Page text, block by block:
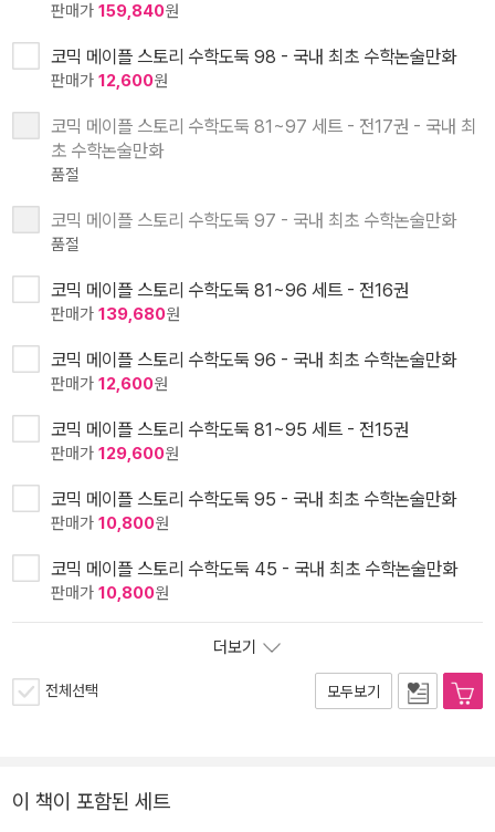
판매가 159,840원
코믹 메이플 스토리 수학도둑 98 - 국내 최초 수학논술만화
판매가 12,600원
코믹 메이플 스토리 수학도둑 81~97 세트 - 전17권 - 국내 최
초 수학논술만화
품절
코믹 메이플 스토리 수학도둑 97 - 국내 최초 수학논술만화
품절
코믹 메이플 스토리 수학도둑 81~96 세트 - 전16권
판매가 139,680원
코믹 메이플 스토리 수학도둑 96 - 국내 최초 수학논술만화
판매가 12,600원
코믹 메이플 스토리 수학도둑 81~95 세트 - 전15권
판매가 129,600원
코믹 메이플 스토리 수학도둑 95 - 국내 최초 수학논술만화
판매가 10,800원
코믹 메이플 스토리 수학도둑 45 - 국내 최초 수학논술만화
판매가 10,800원
더보기
전체선택 모두보기
이 책이 포함된 세트